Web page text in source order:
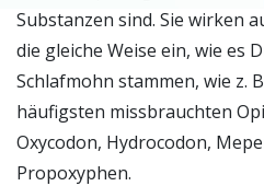
Substanzen sind. Sie wirken
die gleiche Weise ein, wie es
Schlafmohn stammen, wie z.
häufigsten missbrauchten
Oxycodon, Hydrocodon,
Propoxyphen.